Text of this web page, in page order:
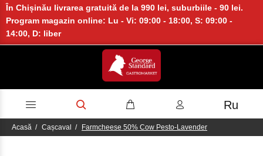
În Chișinău livrarea gratuită de la 990 lei, suburbiile - 90 lei.
Program magazin online: Lu - Vi: 09:00 - 18:00, S: 09:00 -
14:00, D: liber
Ru
Acasă Cașcaval Farmcheese 50% Cow Pesto-Lavender